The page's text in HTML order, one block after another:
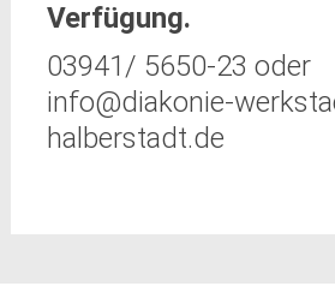
Verfügung.
03941/ 5650-23 oder
info@diakonie-
halberstadt.de